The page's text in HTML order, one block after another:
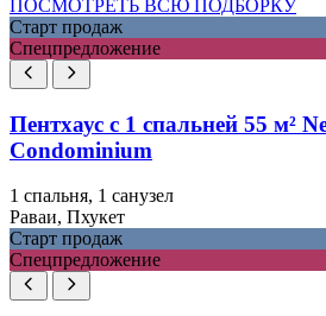
ПОСМОТРЕТЬ ВСЮ ПОДБОРКУ
Старт продаж
Спецпредложение
Пентхаус с 1 спальней 55 м²
Condominium
1 спальня, 1 санузел
Раваи, Пхукет
Старт продаж
Спецпредложение